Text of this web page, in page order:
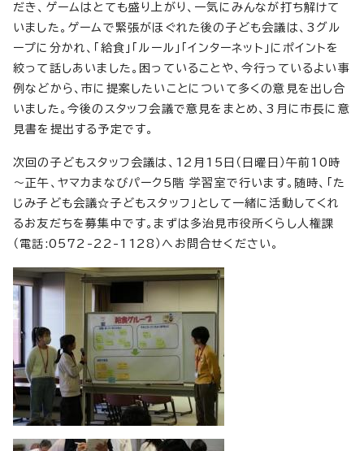
だき、ゲームはとても盛り上がり、一気にみんなが打ち解けて
いました。ゲームで緊張がほぐれた後の子ども会議は、3グル
ープに分かれ、「給食」「ルール」「インターネット」にポイントを
絞って話しあいました。困っていることや、今行っているよい事
例などから、市に提案したいことについて多くの意見を出し合
いました。今後のスタッフ会議で意見をまとめ、3月に市長に意
見書を提出する予定です。
次回の子どもスタッフ会議は、12月15日（日曜日）午前10時
～正午、ヤマカまなびパーク5階 学習室で行います。随時、「た
じみ子ども会議☆子どもスタッフ」として一緒に活動してくれ
るお友だちを募集中です。まずは多治見市役所くらし人権課
（電話:0572-22-1128）へお問合せください。